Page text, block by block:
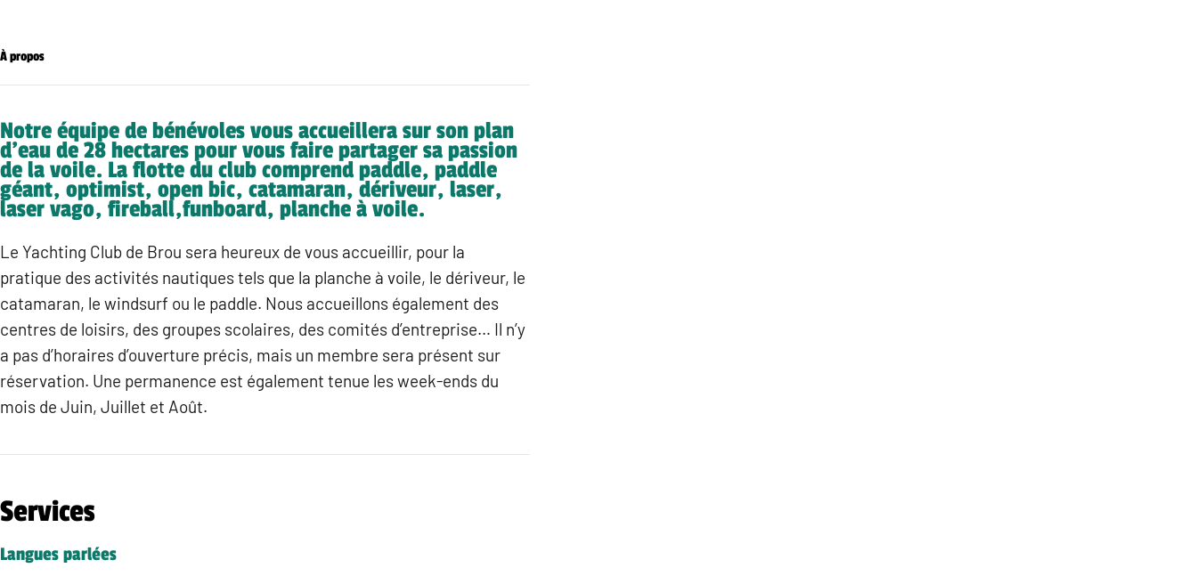
À propos
Notre équipe de bénévoles vous accueillera sur son plan
d’eau de 28 hectares pour vous faire partager sa passion
de la voile. La flotte du club comprend paddle, paddle
géant, optimist, open bic, catamaran, dériveur, laser,
laser vago, fireball,funboard, planche à voile.
Le Yachting Club de Brou sera heureux de vous accueillir, pour la
pratique des activités nautiques tels que la planche à voile, le dériveur, le
catamaran, le windsurf ou le paddle. Nous accueillons également des
centres de loisirs, des groupes scolaires, des comités d’entreprise… Il n’y
a pas d’horaires d’ouverture précis, mais un membre sera présent sur
réservation. Une permanence est également tenue les week-ends du
mois de Juin, Juillet et Août.
Services
Langues parlées